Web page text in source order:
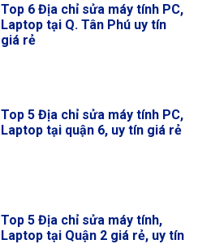
Top 6 Địa chỉ sửa máy tính PC,
Laptop tại Q. Tân Phú uy tín
giá rẻ
Top 5 Địa chỉ sửa máy tính PC,
Laptop tại quận 6, uy tín giá rẻ
Top 5 Địa chỉ sửa máy tính,
Laptop tại Quận 2 giá rẻ, uy tín